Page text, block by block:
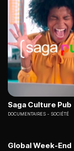
Saga Culture Pub
DOCUMENTAIRES SOCIÉTÉ
Global Week-End